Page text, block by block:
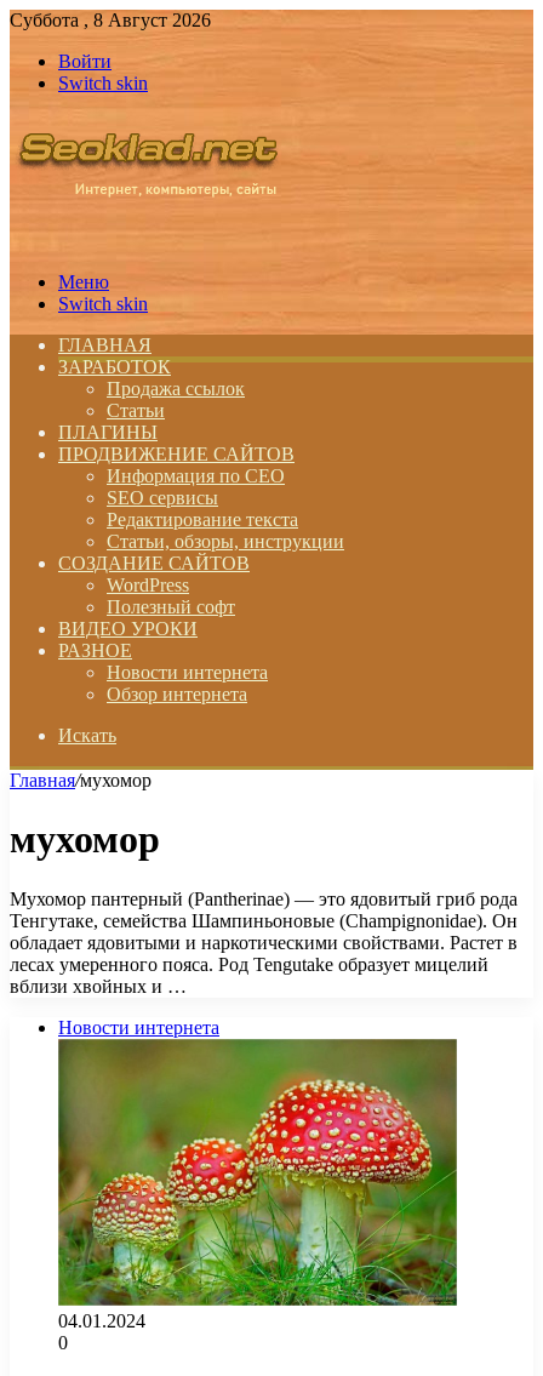
Суббота , 8 Август 2026
Войти
Switch skin
Меню
Switch skin
ГЛАВНАЯ
ЗАРАБОТОК
Продажа ссылок
Статьи
ПЛАГИНЫ
ПРОДВИЖЕНИЕ САЙТОВ
Информация по СЕО
SEO сервисы
Редактирование текста
Статьи, обзоры, инструкции
СОЗДАНИЕ САЙТОВ
WordPress
Полезный софт
ВИДЕО УРОКИ
РАЗНОЕ
Новости интернета
Обзор интернета
Искать
Главная/мухомор
мухомор
Мухомор пантерный (Pantherinae) — это ядовитый гриб рода
Тенгутаке, семейства Шампиньоновые (Champignonidae). Он
обладает ядовитыми и наркотическими свойствами. Растет в
лесах умеренного пояса. Род Tengutake образует мицелий
вблизи хвойных и …
Новости интернета
04.01.2024
0